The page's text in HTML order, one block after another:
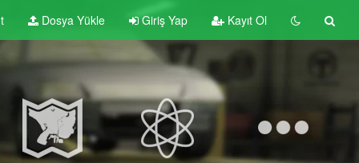
Dosya Yükle Giriş Yap Kayıt Ol